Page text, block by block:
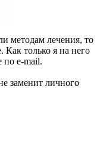
методам лечения, то
Как только я на него
по e-mail.
заменит личного